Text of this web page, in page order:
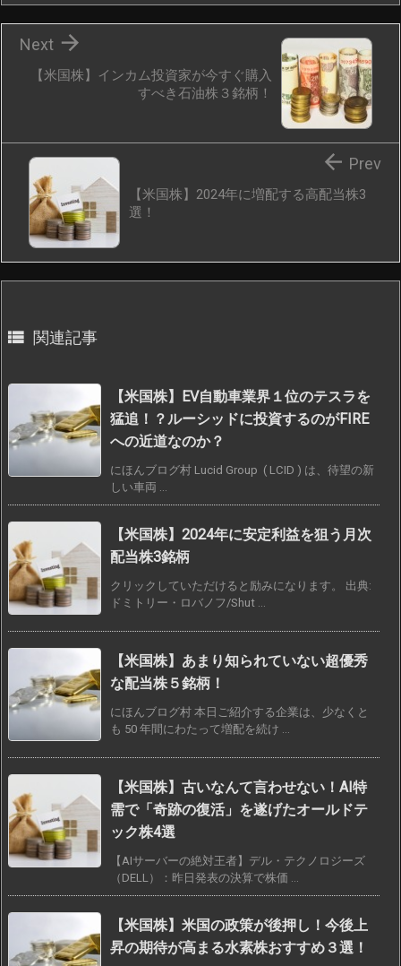
【米国株】インカム投資家が今すぐ購入
すべき石油株３銘柄！

Next
【米国株】2024年に増配する高配当株3
選！
 Prev
 関連記事
【米国株】EV自動車業界１位のテスラを
猛追！？ルーシッドに投資するのがFIRE
への近道なのか？
にほんブログ村 Lucid Group ( LCID ) は、待望の新
しい車両 ...
【米国株】2024年に安定利益を狙う月次
配当株3銘柄
クリックしていただけると励みになります。 出典:
ドミトリー・ロバノフ/Shut ...
【米国株】あまり知られていない超優秀
な配当株５銘柄！
にほんブログ村 本日ご紹介する企業は、少なくと
も 50 年間にわたって増配を続け ...
【米国株】古いなんて言わせない！AI特
需で「奇跡の復活」を遂げたオールドテ
ック株4選
【AIサーバーの絶対王者】デル・テクノロジーズ
（DELL）：昨日発表の決算で株価 ...
【米国株】米国の政策が後押し！今後上
昇の期待が高まる水素株おすすめ３選！